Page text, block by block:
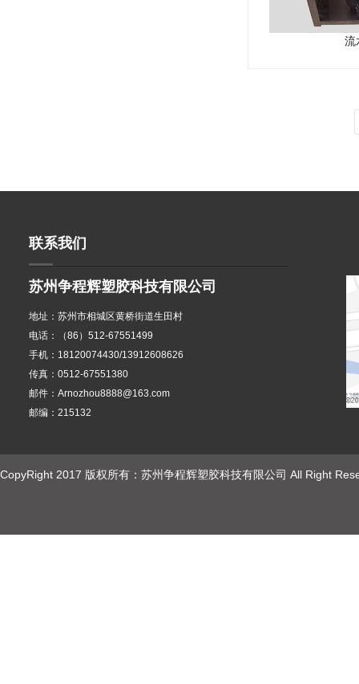
流
联系我们
苏州争程辉塑胶科技有限公司
地址：苏州市相城区黄桥街道生田村
电话：（86）512-67551499
手机：18120074430/13912608626
传真：0512-67551380
邮件：Arnozhou8888@163.com
邮编：215132
CopyRight 2017 版权所有：苏州争程辉塑胶科技有限公司 All Right